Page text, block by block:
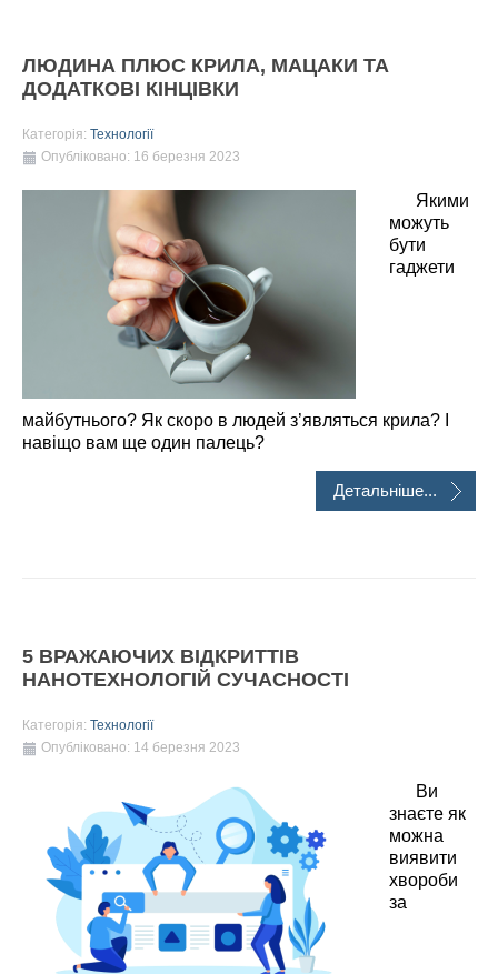
ЛЮДИНА ПЛЮС КРИЛА, МАЦАКИ ТА
ДОДАТКОВІ КІНЦІВКИ
Категорія: Технології
Опубліковано: 16 березня 2023
Якими
можуть
бути
гаджети
майбутнього? Як скоро в людей з’являться крила? І
навіщо вам ще один палець?
Детальніше...
5 ВРАЖАЮЧИХ ВІДКРИТТІВ
НАНОТЕХНОЛОГІЙ СУЧАСНОСТІ
Категорія: Технології
Опубліковано: 14 березня 2023
Ви
знаєте як
можна
виявити
хвороби
за